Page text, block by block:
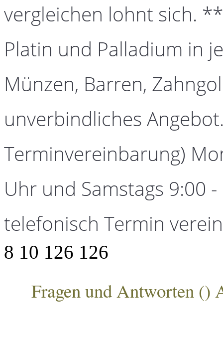
vergleichen lohnt sich.
Platin und Palladium in
Münzen, Barren,
unverbindliches
Terminvereinbarung)
Uhr und Samstags 9:00
telefonisch Termin
8 10 126 126
Fragen und Antworten ()